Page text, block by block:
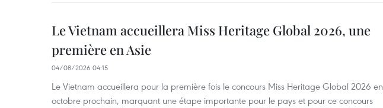
Le Vietnam accueillera Miss Heritage Global 2026, une
première en Asie
04/08/2026 04:15
Le Vietnam accueillera pour la première fois le concours Miss Heritage Global 2026 en
octobre prochain, marquant une étape importante pour le pays et pour ce concours